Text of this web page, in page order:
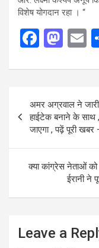
विशेष योगदान रहा । “
F
ce
o
o
k
M
st
d
o
n
E
navigation
अमर अग्रवाल ने
हाईटेक बनाने के साथ ,
जाएगा , पढ़ें पूरी
क्या कांग्रेस नेताओं
ईरानी ने
Leave a